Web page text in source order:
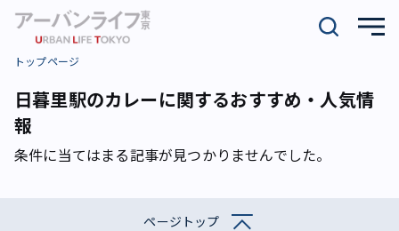
トップページ
日暮里駅のカレーに関するおすすめ・人気情
報
条件に当てはまる記事が見つかりませんでした。
ページトップ